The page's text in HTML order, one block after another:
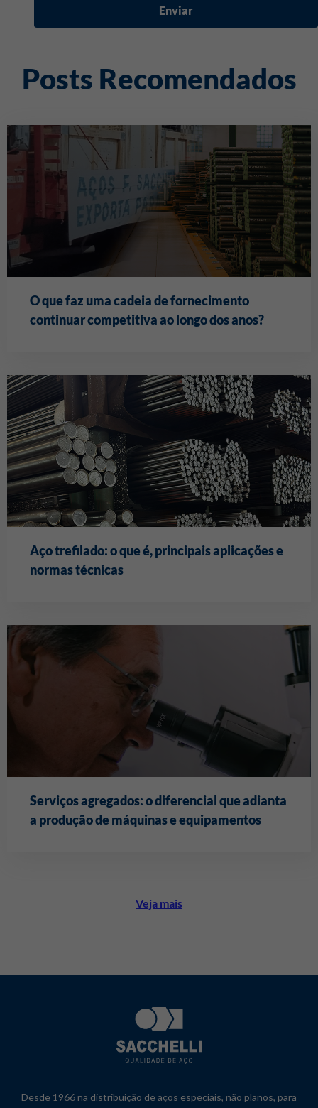
Enviar
Posts Recomendados
O que faz uma cadeia de fornecimento
continuar competitiva ao longo dos anos?
Aço trefilado: o que é, principais aplicações e
normas técnicas
Serviços agregados: o diferencial que adianta
a produção de máquinas e equipamentos
Veja mais
Desde 1966 na distribuição de aços especiais, não planos, para